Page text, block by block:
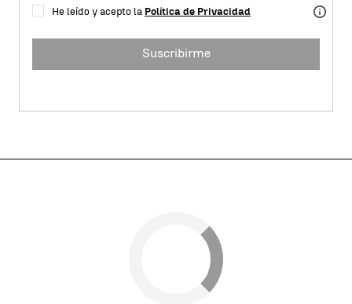
He leído y acepto la Política de Privacidad
Suscribirme